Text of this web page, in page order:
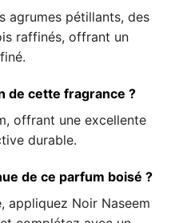
agrumes pétillants, des
raffinés, offrant un
de cette fragrance ?
offrant une excellente
durable.
de ce parfum boisé ?
appliquez Noir Naseem